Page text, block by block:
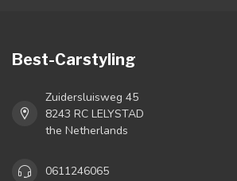
Best-Carstyling
Zuidersluisweg 45
8243 RC LELYSTAD
the Netherlands
0611246065